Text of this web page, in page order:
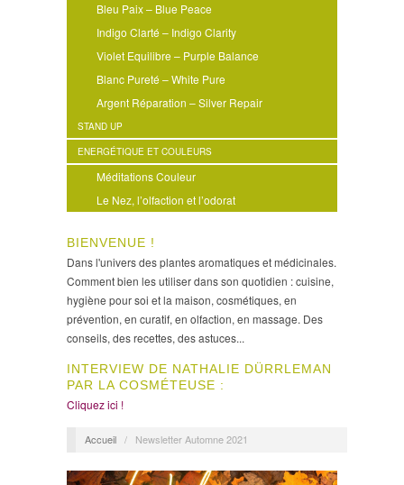
Bleu Paix – Blue Peace
Indigo Clarté – Indigo Clarity
Violet Equilibre – Purple Balance
Blanc Pureté – White Pure
Argent Réparation – Silver Repair
STAND UP
ENERGÉTIQUE ET COULEURS
Méditations Couleur
Le Nez, l’olfaction et l’odorat
BIENVENUE !
Dans l'univers des plantes aromatiques et médicinales.
Comment bien les utiliser dans son quotidien : cuisine,
hygiène pour soi et la maison, cosmétiques, en
prévention, en curatif, en olfaction, en massage. Des
conseils, des recettes, des astuces...
INTERVIEW DE NATHALIE DÜRRLEMAN
PAR LA COSMÉTEUSE :
Cliquez ici !
Accueil / Newsletter Automne 2021